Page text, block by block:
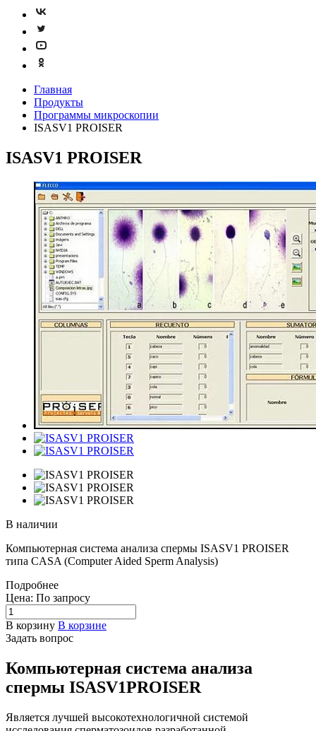
Главная
Продукты
Программы микроскопии
ISASV1 PROISER
ISASV1 PROISER
В наличии
Компьютерная система анализа спермы ISASV1 PROISER
типа CASA (Computer Aided Sperm Analysis)
Подробнее
Цена: По запросу
В корзину В корзине
Задать вопрос
Компьютерная система анализа
спермы ISASV1PROISER
Является лучшей высокотехнологичной системой